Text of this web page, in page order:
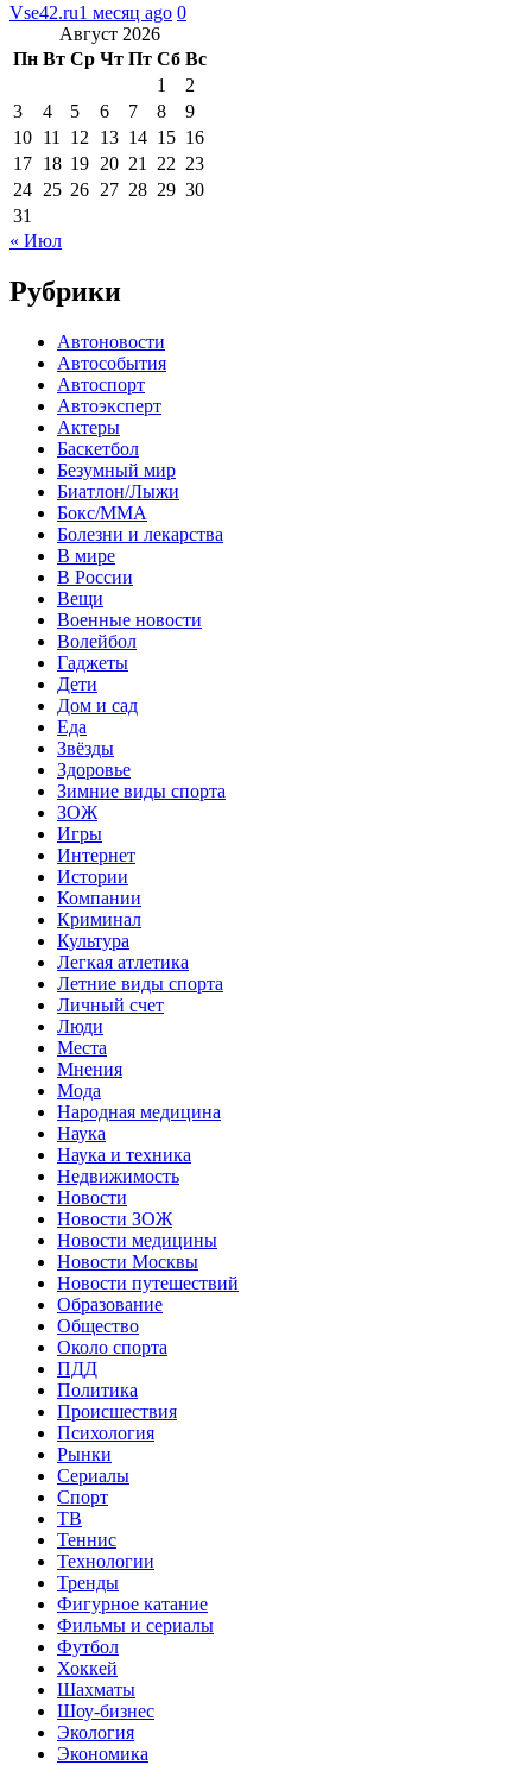
Vse42.ru1 месяц ago 0
Август 2026
Пн Вт Ср Чт Пт Сб Вс
1
2
3
4 5 6 7 8
9
10 11 12 13 14 15 16
17 18 19 20 21 22 23
24 25 26 27 28 29 30
31
« Июл
Рубрики
Автоновости
Автособытия
Автоспорт
Автоэксперт
Актеры
Баскетбол
Безумный мир
Биатлон/Лыжи
Бокс/MMA
Болезни и лекарства
В мире
В России
Вещи
Военные новости
Волейбол
Гаджеты
Дети
Дом и сад
Еда
Звёзды
Здоровье
Зимние виды спорта
ЗОЖ
Игры
Интернет
Истории
Компании
Криминал
Культура
Легкая атлетика
Летние виды спорта
Личный счет
Люди
Места
Мнения
Мода
Народная медицина
Наука
Наука и техника
Недвижимость
Новости
Новости ЗОЖ
Новости медицины
Новости Москвы
Новости путешествий
Образование
Общество
Около спорта
ПДД
Политика
Происшествия
Психология
Рынки
Сериалы
Спорт
ТВ
Теннис
Технологии
Тренды
Фигурное катание
Фильмы и сериалы
Футбол
Хоккей
Шахматы
Шоу-бизнес
Экология
Экономика